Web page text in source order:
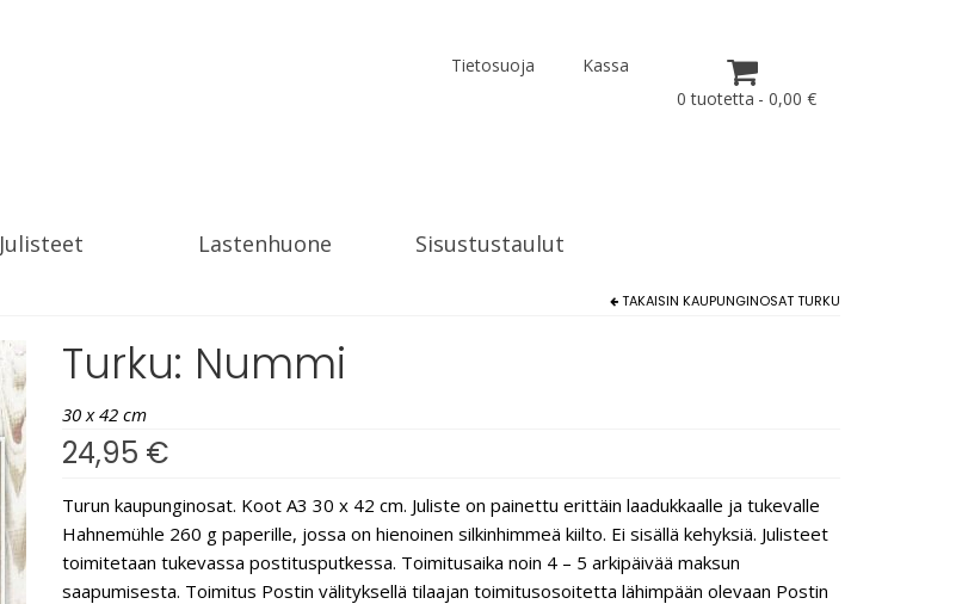
Tietosuoja
Kassa
0 tuotetta
0,00 €
Julisteet Lastenhuone Sisustustaulut
TAKAISIN KAUPUNGINOSAT TURKU
Turku: Nummi
30 x 42 cm
24,95 €
Turun kaupunginosat. Koot A3 30 x 42 cm. Juliste on painettu erittäin laadukkaalle ja tukevalle
Hahnemühle 260 g paperille, jossa on hienoinen silkinhimmeä kiilto. Ei sisällä kehyksiä. Julisteet
toimitetaan tukevassa postitusputkessa. Toimitusaika noin 4 – 5 arkipäivää maksun
saapumisesta. Toimitus Postin välityksellä tilaajan toimitusosoitetta lähimpään olevaan Postin